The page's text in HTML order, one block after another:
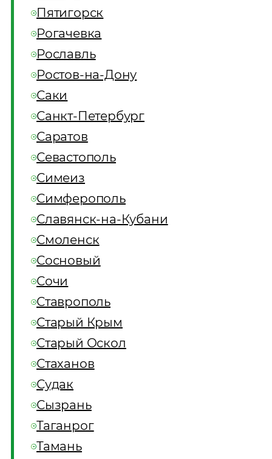
Пятигорск
Рогачевка
Рославль
Ростов-на-Дону
Саки
Санкт-Петербург
Саратов
Севастополь
Симеиз
Симферополь
Славянск-на-Кубани
Смоленск
Сосновый
Сочи
Ставрополь
Старый Крым
Старый Оскол
Стаханов
Судак
Сызрань
Таганрог
Тамань